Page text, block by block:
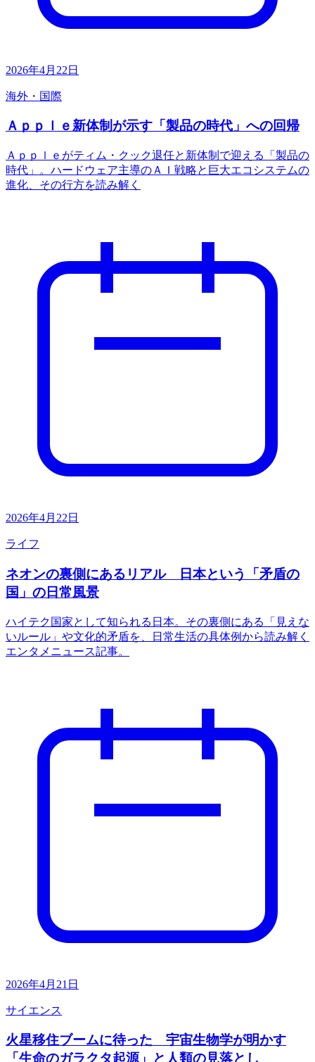
2026年4月22日
海外・国際
Ａｐｐｌｅ新体制が示す「製品の時代」への回帰
Ａｐｐｌｅがティム・クック退任と新体制で迎える「製品の
時代」。ハードウェア主導のＡＩ戦略と巨大エコシステムの
進化、その行方を読み解く
2026年4月22日
ライフ
ネオンの裏側にあるリアル 日本という「矛盾の
国」の日常風景
ハイテク国家として知られる日本。その裏側にある「見えな
いルール」や文化的矛盾を、日常生活の具体例から読み解く
エンタメニュース記事。
2026年4月21日
サイエンス
火星移住ブームに待った 宇宙生物学が明かす
「生命のガラクタ起源」と人類の見落とし